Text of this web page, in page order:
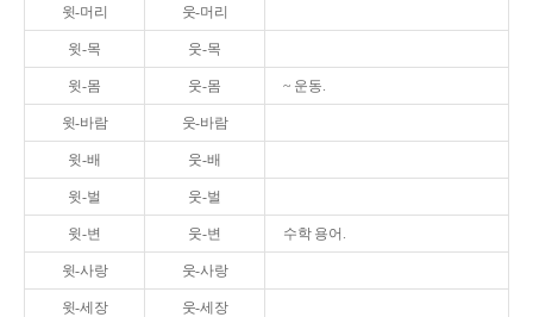
윗-머리 웃-머리
윗-목 웃-목
윗-몸 웃-몸 ~ 운동.
윗-바람 웃-바람
윗-배 웃-배
윗-벌 웃-벌
윗-변 웃-변 수학 용어.
윗-사랑 웃-사랑
윗-세장 웃-세장